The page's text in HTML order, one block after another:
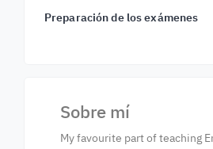
Preparación de los exámenes
Sobre mí
My favourite part of teaching